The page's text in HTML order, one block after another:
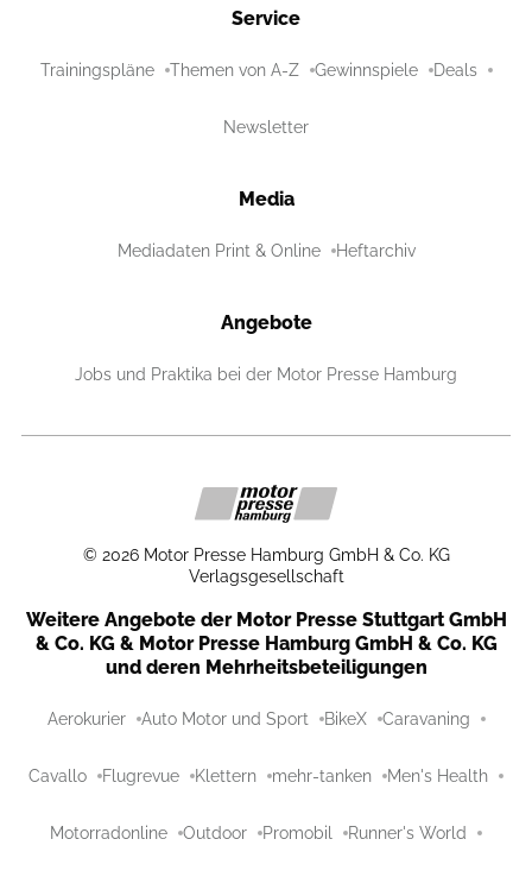
Service
Trainingspläne Themen von A-Z Gewinnspiele Deals
Newsletter
Media
Mediadaten Print & Online Heftarchiv
Angebote
Jobs und Praktika bei der Motor Presse Hamburg
© 2026 Motor Presse Hamburg GmbH & Co. KG
Verlagsgesellschaft
Weitere Angebote der Motor Presse Stuttgart GmbH
& Co. KG & Motor Presse Hamburg GmbH & Co. KG
und deren Mehrheitsbeteiligungen
Aerokurier Auto Motor und Sport BikeX Caravaning
Cavallo Flugrevue Klettern mehr-tanken Men's Health
Motorradonline Outdoor Promobil Runner's World